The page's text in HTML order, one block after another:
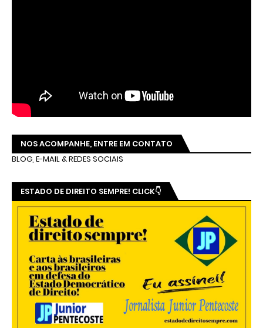
NOS ACOMPANHE, ENTRE EM CONTATO
BLOG, E-MAIL & REDES SOCIAIS
ESTADO DE DIREITO SEMPRE! CLICK👇